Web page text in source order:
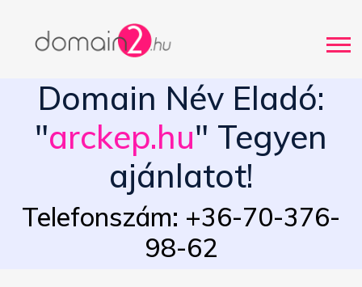
Domain Név Eladó:
"arckep.hu" Tegyen
ajánlatot!
Telefonszám: +36-70-376-
98-62